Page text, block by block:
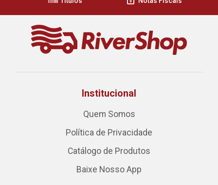
Institucional
Quem Somos
Política de Privacidade
Catálogo de Produtos
Baixe Nosso App